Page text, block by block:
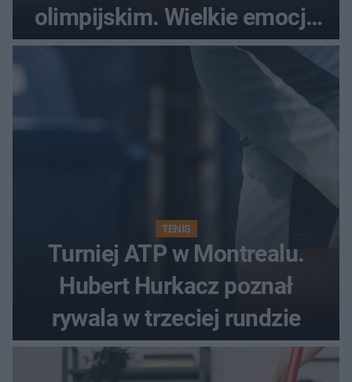
olimpijskim. Wielkie emocje
podczas Silesia Memoriału
Kamili Skolimowskiej
TENIS
Turniej ATP w Montrealu.
Hubert Hurkacz poznał
rywala w trzeciej rundzie